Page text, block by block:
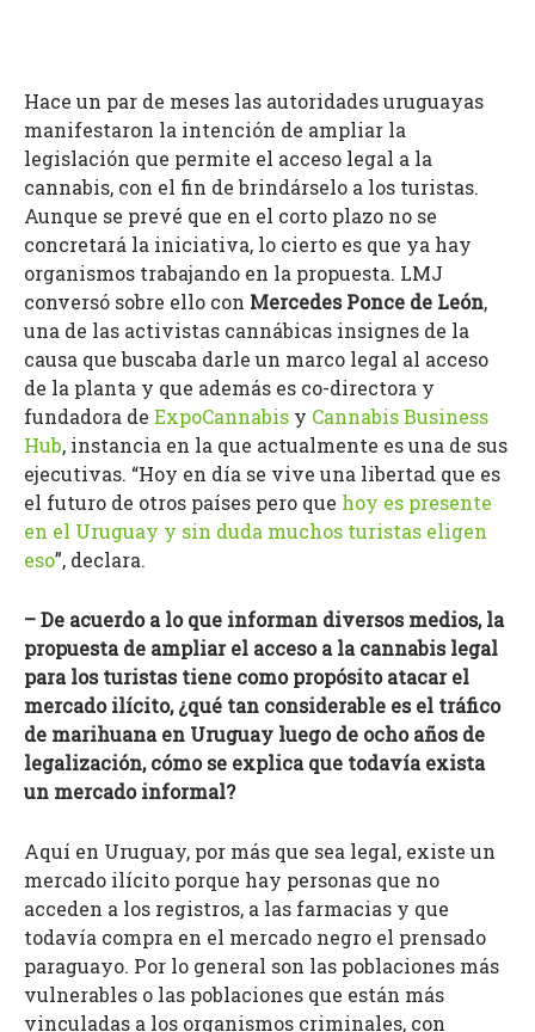
Hace un par de meses las autoridades uruguayas
manifestaron la intención de ampliar la
legislación que permite el acceso legal a la
cannabis, con el fin de brindárselo a los turistas.
Aunque se prevé que en el corto plazo no se
concretará la iniciativa, lo cierto es que ya hay
organismos trabajando en la propuesta. LMJ
conversó sobre ello con Mercedes Ponce de León,
una de las activistas cannábicas insignes de la
causa que buscaba darle un marco legal al acceso
de la planta y que además es co-directora y
fundadora de ExpoCannabis y Cannabis Business
Hub, instancia en la que actualmente es una de sus
ejecutivas. “Hoy en día se vive una libertad que es
el futuro de otros países pero que hoy es presente
en el Uruguay y sin duda muchos turistas eligen
eso”, declara.
– De acuerdo a lo que informan diversos medios, la
propuesta de ampliar el acceso a la cannabis legal
para los turistas tiene como propósito atacar el
mercado ilícito, ¿qué tan considerable es el tráfico
de marihuana en Uruguay luego de ocho años de
legalización, cómo se explica que todavía exista
un mercado informal?
Aquí en Uruguay, por más que sea legal, existe un
mercado ilícito porque hay personas que no
acceden a los registros, a las farmacias y que
todavía compra en el mercado negro el prensado
paraguayo. Por lo general son las poblaciones más
vulnerables o las poblaciones que están más
vinculadas a los organismos criminales, con